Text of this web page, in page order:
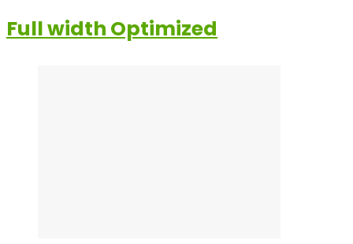
Full width Optimized